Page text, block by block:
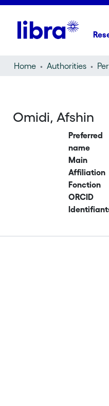
Home Authorities
Omidi, Afshin
Preferred
name
Main
Affiliation
Fonction
ORCID